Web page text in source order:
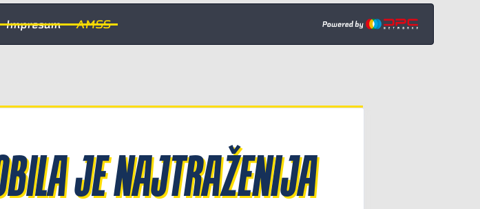
Impresum AMSS
JE NAJTRAŽENIJA